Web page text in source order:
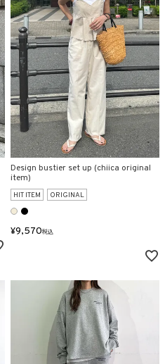
表示しない
検索
Design bustier set up (chiica original
item)
HIT ITEM ORIGINAL
¥9,570税込